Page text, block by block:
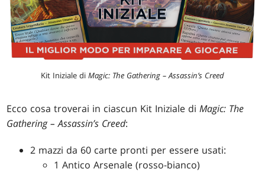
Kit Iniziale di Magic: The Gathering – Assassin’s Creed
Ecco cosa troverai in ciascun Kit Iniziale diMagic: The
Gathering – Assassin’s Creed:
2 mazzi da 60 carte pronti per essere usati:
1 Antico Arsenale (rosso-bianco)